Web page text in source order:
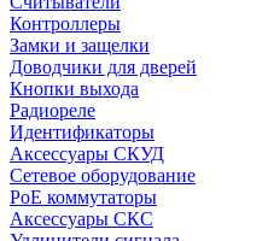
Контроллеры
Замки и защелки
Доводчики для дверей
Кнопки выхода
Радиореле
Идентификаторы
Аксессуары СКУД
Сетевое оборудование
PoE коммутаторы
Аксессуары СКС